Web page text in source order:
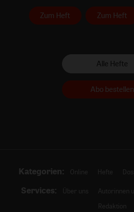
Zum Heft Zum Heft
Alle Hefte
Abo bestellen
Kategorien: Online Hefte
Services: Über uns Autorinnen
Redaktion